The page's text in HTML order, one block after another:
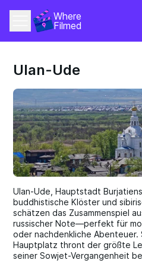
Where
Filmed
Ulan-Ude
Ulan-Ude, Hauptstadt
buddhistische Klöster und
schätzen das Zusammenspiel
russischer Note—perfekt für
oder nachdenkliche Abenteuer.
Hauptplatz thront der größte
seiner Sowjet-Vergangenheit